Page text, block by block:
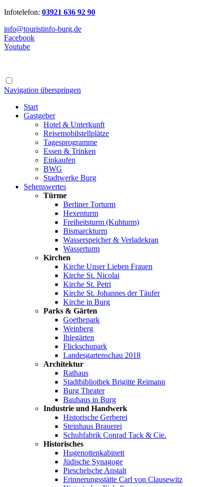
Infotelefon: 03921 636 92 90
info@touristinfo-burg.de
Facebook
Youtube
Navigation überspringen
Start
Gastgeber
Hotel & Unterkunft
Reisemobilstellplätze
Tagesprogramme
Essen & Trinken
Einkaufen
BWG
Stadtwerke Burg
Sehenswertes
Türme
Berliner Torturm
Hexenturm
Freiheitsturm (Kuhturm)
Bismarckturm
Wasserspeicher & Verladekran
Wasserturm
Kirchen
Kirche Unser Lieben Frauen
Kirche St. Nicolai
Kirche St. Petri
Kirche St. Johannes der Täufer
Kirche in Burg
Parks & Gärten
Goethepark
Weinberg
Ihlegärten
Flickschupark
Landesgartenschau 2018
Architektur
Rathaus
Stadtbibliothek Brigitte Reimann
Burg Theater
Bauhaus in Burg
Industrie und Handwerk
Historische Gerberei
Steinhaus Brauerei
Schuhfabrik Conrad Tack & Cie.
Historisches
Hugenottenkabinett
Jüdische Synagoge
Pieschelsche Anstalt
Erinnerungsstätte Carl von Clausewitz